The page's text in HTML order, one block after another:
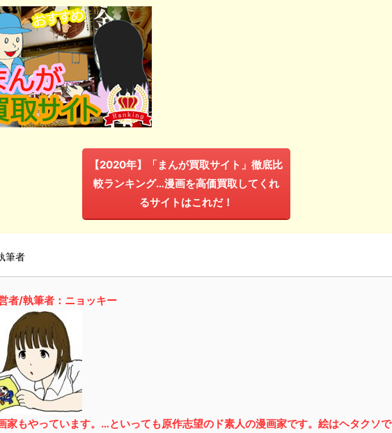
【2020年】「まんが買取サイト」徹底比
較ランキング…漫画を高価買取してくれ
るサイトはこれだ！
筆者
者/執筆者：ニョッキー
家もやっています。…といっても原作志望のド素人の漫画家です。絵はヘタクソで